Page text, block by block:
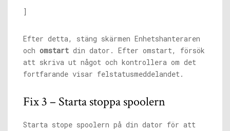
]
Efter detta, stäng skärmen Enhetshanteraren
och omstart din dator. Efter omstart, försök
att skriva ut något och kontrollera om det
fortfarande visar felstatusmeddelandet.
Fix 3 – Starta stoppa spoolern
Starta stope spoolern på din dator för att